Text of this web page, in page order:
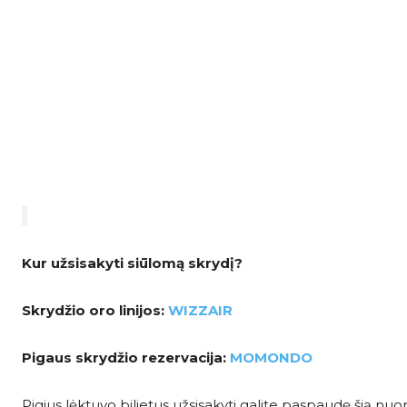
Kur užsisakyti siūlomą skrydį?
Skrydžio oro linijos: WIZZAIR
Pigaus skrydžio rezervacija: MOMONDO